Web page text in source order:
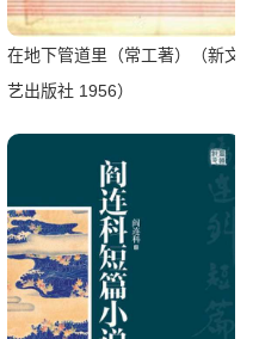
在地下管道里（常工著）（新文
艺出版社 1956）